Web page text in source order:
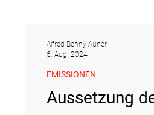
Aussetzung
EMISSIONEN
Alfred Benny Auner
6. Aug. 2024